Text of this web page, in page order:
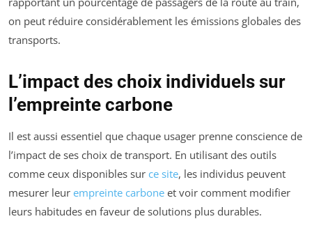
on peut réduire considérablement les émissions globales des
transports.
L’impact des choix individuels sur
l’empreinte carbone
Il est aussi essentiel que chaque usager prenne conscience de
l’impact de ses choix de transport. En utilisant des outils
comme ceux disponibles sur ce site, les individus peuvent
mesurer leur empreinte carbone et voir comment modifier
leurs habitudes en faveur de solutions plus durables.